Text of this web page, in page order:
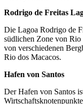
Rodrigo de Freitas
Die Lagoa Rodrigo de
südlichen Zone von Rio
von verschiedenen
Rio dos Macacos.
Hafen von Santos
Der Hafen von Santos